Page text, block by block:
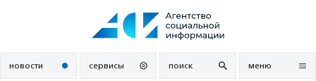
новости сервисы поиск меню